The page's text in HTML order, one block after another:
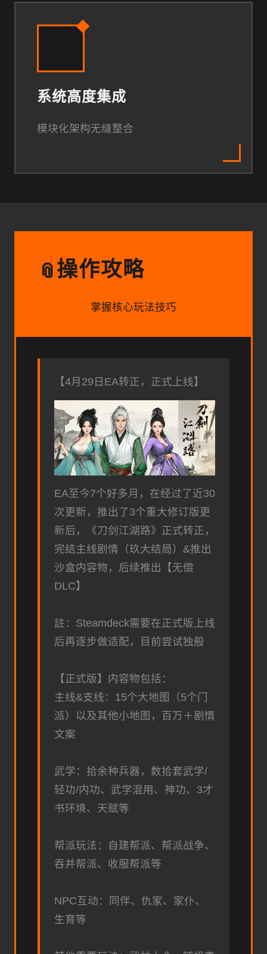
系统高度集成
模块化架构无缝整合
📎操作攻略
掌握核心玩法技巧
【4月29日EA转正，正式上线】
EA至今7个好多月，在经过了近30
次更新，推出了3个重大修订版更
新后，《刀剑江湖路》正式转正，
完结主线剧情（玖大结局）&推出
沙盒内容物，后续推出【无偿
DLC】
註：Steamdeck需要在正式版上线
后再逐步做适配，目前尝试独般
【正式版】内容物包括：
主线&支线：15个大地图（5个门
派）以及其他小地图，百万＋剧情
文案
武学：拾余种兵器，数拾套武学/
轻功/内功、武学混用、神功、3才
书环境、天赋等
帮派玩法：自建帮派、帮派战争、
吞并帮派、收服帮派等
NPC互动：同伴、仇家、家仆、
生育等